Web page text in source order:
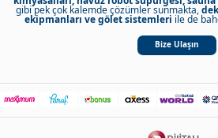
gibi pek çok kalemde çözümler sunmakta,
ekipmanları ve gölet sistemleri ile de
Bize Ulaşın